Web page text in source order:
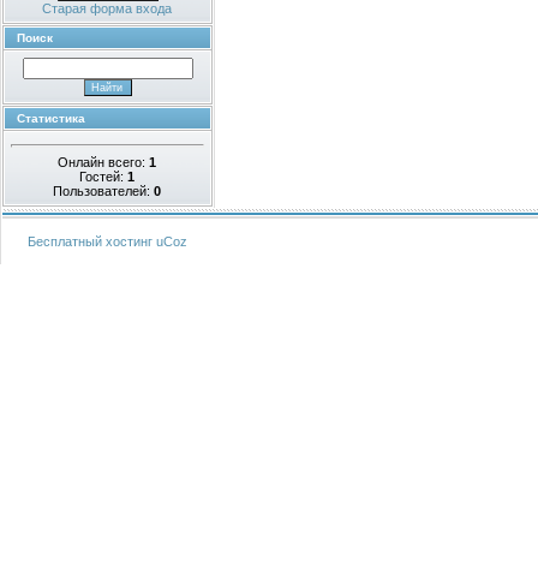
Старая форма входа
Поиск
Статистика
Онлайн всего:1
Гостей:1
Пользователей:0
Бесплатный хостинг uCoz